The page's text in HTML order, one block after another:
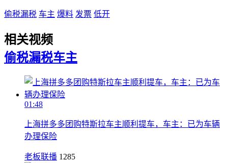
偷税漏税 车主 爆料 发票 低开
相关视频
偷税漏税车主
01:48
上海拼多多团购特斯拉车主顺利提车，车主：已为车辆
办理保险
老板联播 1285